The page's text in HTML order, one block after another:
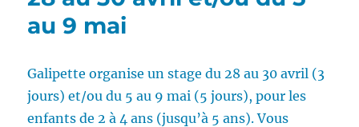
au 9 mai
Galipette organise un stage du 28 au 30 avril (3
jours) et/ou du 5 au 9 mai (5 jours), pour les
enfants de 2 à 4 ans (jusqu’à 5 ans). Vous